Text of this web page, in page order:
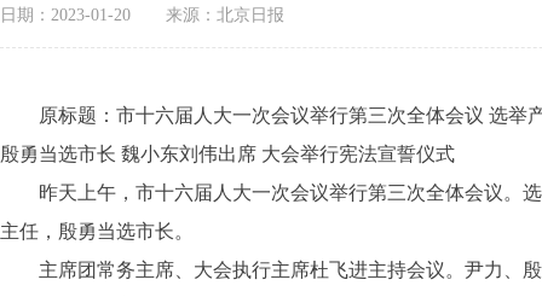
日期：2023-01-20 来源：北京日报
原标题：市十六届人大一次会议举行第三次全体会议 选举
殷勇当选市长 魏小东刘伟出席 大会举行宪法宣誓仪式
昨天上午，市十六届人大一次会议举行第三次全体会议。选
主任，殷勇当选市长。
主席团常务主席、大会执行主席杜飞进主持会议。尹力、